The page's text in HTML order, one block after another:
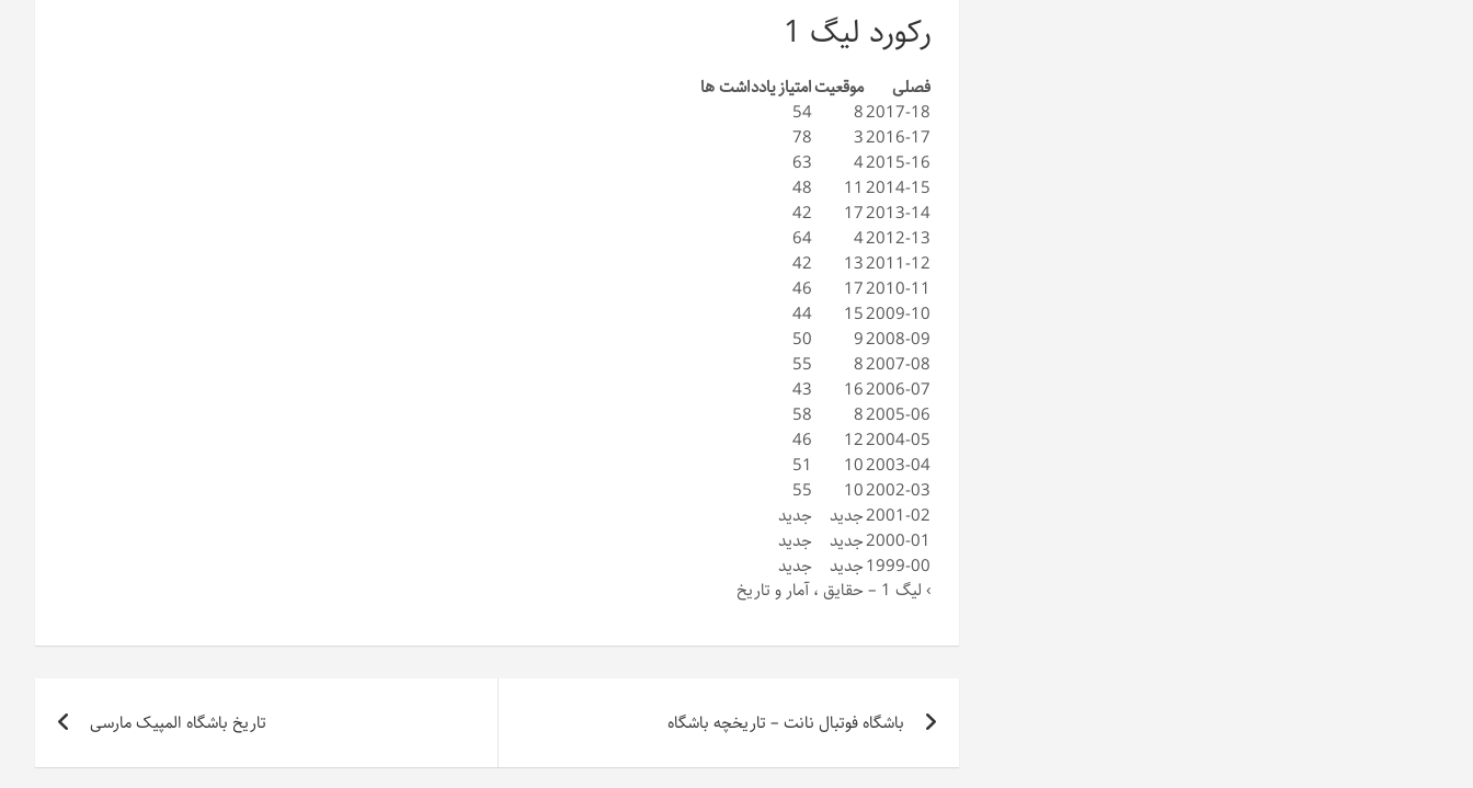
رکورد لیگ 1
فصلی موقعیتامتیازیادداشت ها
2017-18
8
54
2016-17
3
78
2015-16
4
63
2014-15
11
48
2013-14
17
42
2012-13
4
64
2011-12
13
42
2010-11
17
46
2009-10
15
44
2008-09
9
50
2007-08
8
55
2006-07
16
43
2005-06
8
58
2004-05
12
46
2003-04
10
51
2002-03
10
55
2001-02جدید
جدید
2000-01جدید
جدید
1999-00جدید
جدید
›لیگ 1 – حقایق ، آمار و تاریخ
راهبری
نوشتهباشگاه فوتبال نانت – تاریخچه باشگاه تاریخ باشگاه المپیک مارسی